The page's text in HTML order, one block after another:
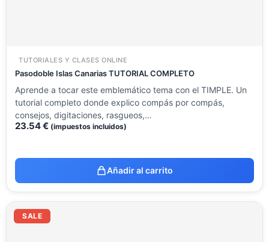
TUTORIALES Y CLASES ONLINE
Pasodoble Islas Canarias TUTORIAL COMPLETO
Aprende a tocar este emblemático tema con el TIMPLE. Un
tutorial completo donde explico compás por compás,
consejos, digitaciones, rasgueos,…
23.54€ (impuestos incluidos)
Añadir al carrito
SALE precio
original